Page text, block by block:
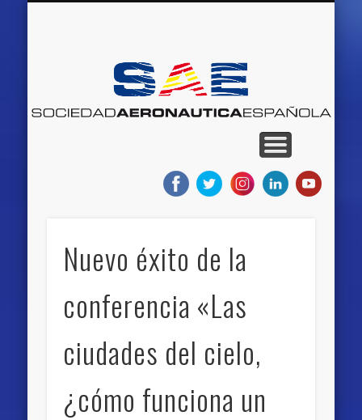
Nuevo éxito de la
conferencia «Las
ciudades del cielo,
¿cómo funciona un